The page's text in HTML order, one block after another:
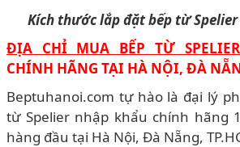
Kích thước lắp đặt bếp từ Spelier
ĐỊA CHỈ MUA BẾP TỪ
CHÍNH HÃNG TẠI HÀ NỘI, ĐÀ
Beptuhanoi.com tự hào là đại lý
từ Spelier nhập khẩu chính hãng
hàng đầu tại Hà Nội, Đà Nẵng,